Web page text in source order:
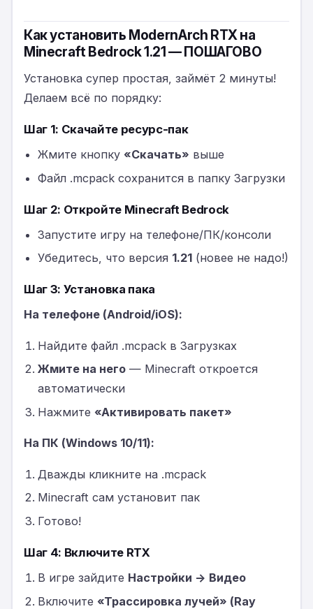
Как установить ModernArch RTX на
Minecraft Bedrock 1.21 — ПОШАГОВО
Установка супер простая, займёт 2 минуты!
Делаем всё по порядку:
Шаг 1: Скачайте ресурс-пак
Жмите кнопку «Скачать» выше
Файл .mcpack сохранится в папку Загрузки
Шаг 2: Откройте Minecraft Bedrock
Запустите игру на телефоне/ПК/консоли
Убедитесь, что версия 1.21(новее не надо!)
Шаг 3: Установка пака
На телефоне (Android/iOS):
Найдите файл .mcpack в Загрузках
Жмите на него— Minecraft откроется
автоматически
Нажмите «Активировать пакет»
На ПК (Windows 10/11):
Дважды кликните на .mcpack
Minecraft сам установит пак
Готово!
Шаг 4: Включите RTX
В игре зайдите Настройки → Видео
Включите «Трассировка лучей» (Ray